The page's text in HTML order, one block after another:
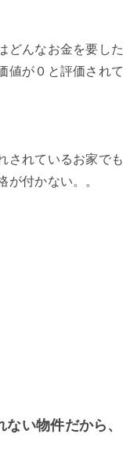
どんなお金を要し
値が０と評価されて
されているお家で
が付かない。。
い物件だから、